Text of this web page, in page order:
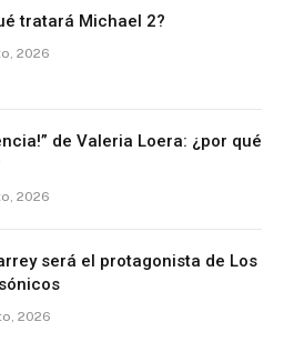
tratará Michael 2?
2026
de Valeria Loera: ¿por qué
2026
será el protagonista de Los
2026